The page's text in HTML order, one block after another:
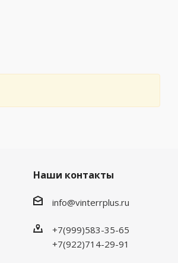
Наши контакты
info@vinterrplus.ru
+7(999)583-35-65
+7(922)714-29-91